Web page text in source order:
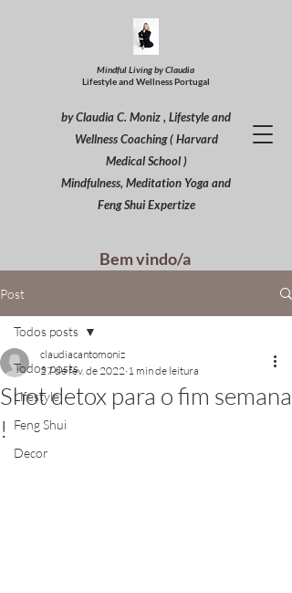
Mindful Living by Claudia
Lifestyle and Wellness Portugal
by Claudia C. Moniz , Lifestyle and
Wellness Coaching ( Harvard
Medical School )
Mindfulness, Meditation Yoga and
Feng Shui Expertize
Bem vindo/a
Post
Todos posts
Lifestyle
Feng Shui
Decor
Todos posts
Shot detox para o fim semana
!
claudiacantomoniz
27 de fev. de 2022 1 min de leitura